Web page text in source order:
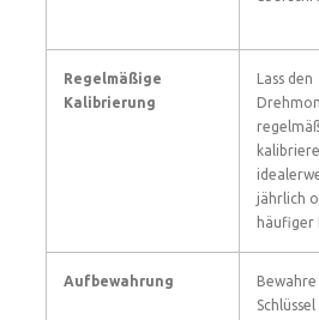
Regelmäßige
Kalibrierung
Lass den
jährlich
häufiger
Aufbewahrung
Bewahre